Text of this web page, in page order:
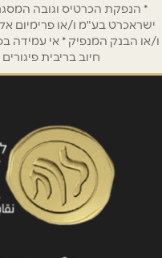
* הנפקת הכרטיס וגובה
ישראכרט בע"מ ו/או פרימיום
ו/או הבנק המנפיק * אי עמידה
חיוב בריבית